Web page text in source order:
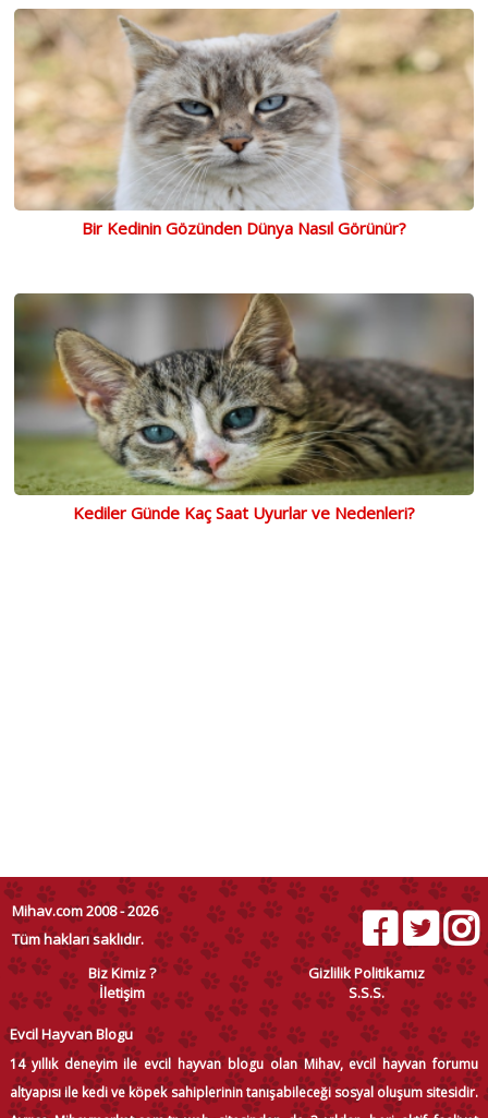
Bir Kedinin Gözünden Dünya Nasıl Görünür?
Kediler Günde Kaç Saat Uyurlar ve Nedenleri?
Mihav.com 2008 - 2026
Tüm hakları saklıdır.
Biz Kimiz ?
Gizlilik Politikamız
İletişim
S.S.S.
Evcil Hayvan Blogu
14 yıllık deneyim ile evcil hayvan blogu olan Mihav, evcil hayvan forumu
altyapısı ile kedi ve köpek sahiplerinin tanışabileceği sosyal oluşum sitesidir.